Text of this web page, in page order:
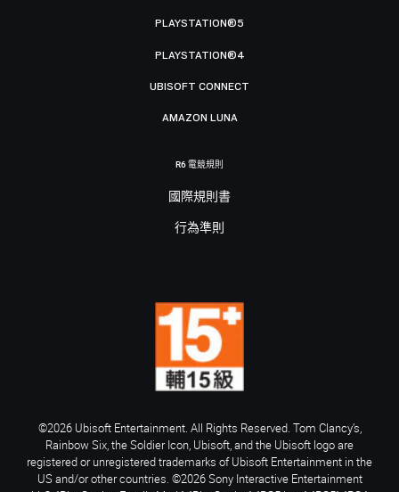
PLAYSTATION®5
PLAYSTATION®4
UBISOFT CONNECT
AMAZON LUNA
R6 電競規則
國際規則書
行為準則
©2026 Ubisoft Entertainment. All Rights Reserved. Tom Clancy’s,
Rainbow Six, the Soldier Icon, Ubisoft, and the Ubisoft logo are
registered or unregistered trademarks of Ubisoft Entertainment in the
US and/or other countries. ©2026 Sony Interactive Entertainment